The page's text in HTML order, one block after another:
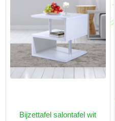
Bijzettafel salontafel wit